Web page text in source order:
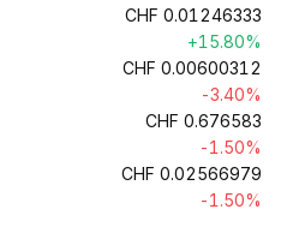
CHF 0.01246333
+15.80%
CHF 0.00600312
-3.40%
CHF 0.676583
-1.50%
CHF 0.02566979
-1.50%